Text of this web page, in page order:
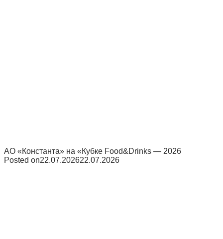
АО «Константа» на «Кубке Food&Drinks — 2026
Posted on22.07.202622.07.2026